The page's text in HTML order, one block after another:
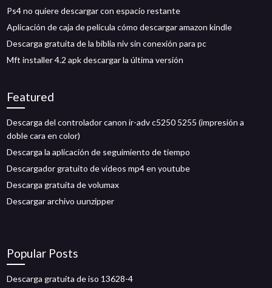
Ps4 no quiere descargar con espacio restante
Aplicación de caja de película cómo descargar amazon kindle
Descarga gratuita de la biblia niv sin conexión para pc
Mft installer 4.2 apk descargar la última versión
Featured
Descarga del controlador canon ir-adv c5250 5255 (impresión a
doble cara en color)
Descarga la aplicación de seguimiento de tiempo
Descargador gratuito de videos mp4 en youtube
Descarga gratuita de volumax
Descargar archivo uunzipper
Popular Posts
Descarga gratuita de iso 13628-4